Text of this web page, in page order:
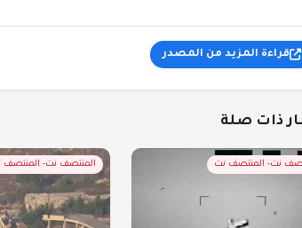
قراءة المزيد من المصدر
ذات صلة
نت- المنتصف نت المنتصف نت- المنتصف